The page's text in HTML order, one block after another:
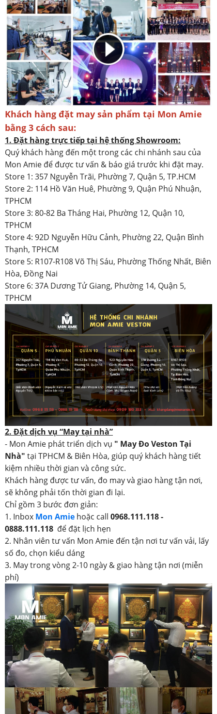
Khách hàng đặt may sản phẩm tại Mon Amie
bằng 3 cách sau:
1. Đặt hàng trực tiếp tại hệ thống Showroom:
Quý khách hàng đến một trong các chi nhánh sau của
Mon Amie để được tư vấn & báo giá trước khi đặt may.
Store 1: 357 Nguyễn Trãi, Phường 7, Quận 5, TP.HCM
Store 2: 114 Hồ Văn Huê, Phường 9, Quận Phú Nhuận,
TPHCM
Store 3: 80-82 Ba Tháng Hai, Phường 12, Quận 10,
TPHCM
Store 4: 92D Nguyễn Hữu Cảnh, Phường 22, Quận Bình
Thạnh, TPHCM
Store 5: R107-R108 Võ Thị Sáu, Phường Thống Nhất, Biên
Hòa, Đồng Nai
Store 6: 37A Dương Tử Giang, Phường 14, Quận 5,
TPHCM
2. Đặt dịch vụ “May tại nhà”
- Mon Amie phát triển dịch vụ " May Đo Veston Tại
Nhà" tại TPHCM & Biên Hòa, giúp quý khách hàng tiết
kiệm nhiều thời gian và công sức.
Khách hàng được tư vấn, đo may và giao hàng tận nơi,
sẽ không phải tốn thời gian đi lại.
Chỉ gồm 3 bước đơn giản:
1. Inbox Mon Amie hoặc call 0968.111.118 -
0888.111.118 để đặt lịch hẹn
2. Nhân viên tư vấn Mon Amie đến tận nơi tư vấn vải, lấy
số đo, chọn kiểu dáng
3. May trong vòng 2-10 ngày & giao hàng tận nơi (miễn
phí)